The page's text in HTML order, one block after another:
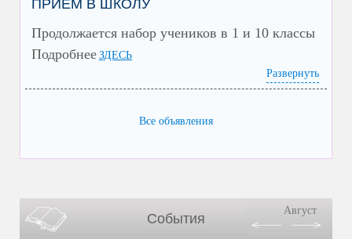
ПРИЕМ В ШКОЛУ
Продолжается набор учеников в 1 и 10 классы
Подробнее ЗДЕСЬ
Развернуть
Все объявления
События
Август